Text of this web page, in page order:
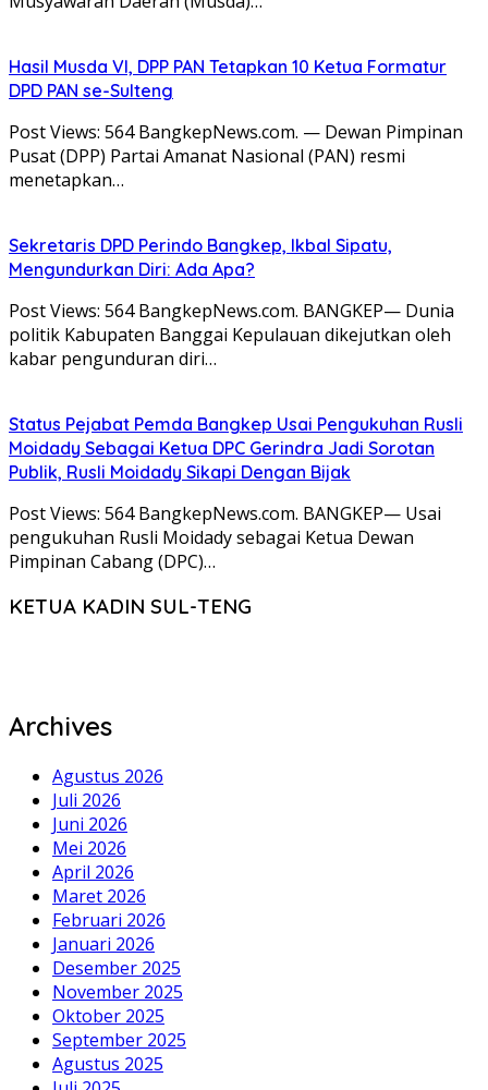
Hasil Musda VI, DPP PAN Tetapkan 10 Ketua Formatur
DPD PAN se-Sulteng
Post Views: 564 BangkepNews.com. — Dewan Pimpinan
Pusat (DPP) Partai Amanat Nasional (PAN) resmi
menetapkan…
Sekretaris DPD Perindo Bangkep, Ikbal Sipatu,
Mengundurkan Diri: Ada Apa?
Post Views: 564 BangkepNews.com. BANGKEP— Dunia
politik Kabupaten Banggai Kepulauan dikejutkan oleh
kabar pengunduran diri…
Status Pejabat Pemda Bangkep Usai Pengukuhan Rusli
Moidady Sebagai Ketua DPC Gerindra Jadi Sorotan
Publik, Rusli Moidady Sikapi Dengan Bijak
Post Views: 564 BangkepNews.com. BANGKEP— Usai
pengukuhan Rusli Moidady sebagai Ketua Dewan
Pimpinan Cabang (DPC)…
KETUA KADIN SUL-TENG
Archives
Agustus 2026
Juli 2026
Juni 2026
Mei 2026
April 2026
Maret 2026
Februari 2026
Januari 2026
Desember 2025
November 2025
Oktober 2025
September 2025
Agustus 2025